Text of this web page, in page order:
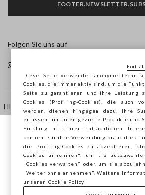
HILFE
AGENTUR
KONTAKTE
Folgen Sie uns auf
Sie surfen auf der Seite von
Österreich, möchten Sie Ihren
speichern?
Diese Seite verwendet anonyme
Cookies, die immer aktiv sind, um die
Seite zu garantieren und ihre Leistung
Cookies (Profiling-Cookies), die auch
werden, dienen hingegen dazu, Ihre
erfassen, um Ihnen gezielte Produkte und
Einklang mit Ihren tatsächlichen
können. Für ihre Verwendung braucht es
die Profiling-Cookies zu akzeptieren,
Cookies annehmen", um sie
"Cookies verwalten" oder, um sie
"Weiter ohne annehmen". Weitere
unseren
Cookie Policy